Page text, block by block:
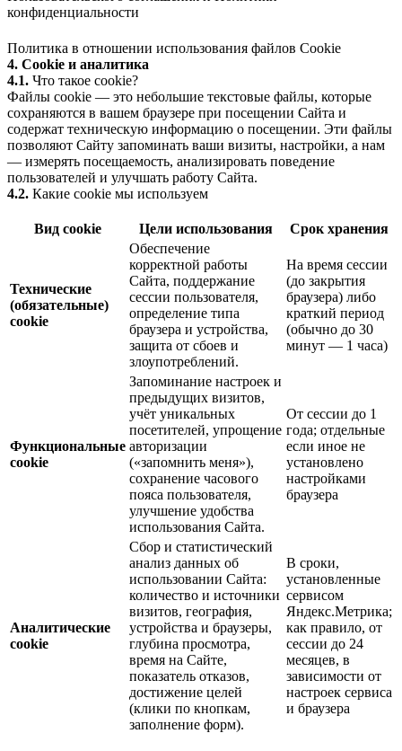
конфиденциальности
Политика в отношении использования файлов Cookie
4. Cookie и аналитика
4.1. Что такое cookie?
Файлы cookie — это небольшие текстовые файлы, которые
сохраняются в вашем браузере при посещении Сайта и
содержат техническую информацию о посещении. Эти файлы
позволяют Сайту запоминать ваши визиты, настройки, а нам
— измерять посещаемость, анализировать поведение
пользователей и улучшать работу Сайта.
4.2. Какие cookie мы используем
Вид cookie Цели использования Срок хранения
Технические
(обязательные)
cookie
Обеспечение
корректной работы
Сайта, поддержание
сессии пользователя,
определение типа
браузера и устройства,
защита от сбоев и
злоупотреблений.
На время сессии
(до закрытия
браузера) либо
краткий период
(обычно до 30
минут — 1 часа)
Функциональные
cookie
Запоминание настроек и
предыдущих визитов,
учёт уникальных
посетителей, упрощение
авторизации
(«запомнить меня»),
сохранение часового
пояса пользователя,
улучшение удобства
использования Сайта.
От сессии до 1
года; отдельные
если иное не
установлено
настройками
браузера
Аналитические
cookie
Сбор и статистический
анализ данных об
использовании Сайта:
количество и источники
визитов, география,
устройства и браузеры,
глубина просмотра,
время на Сайте,
показатель отказов,
достижение целей
(клики по кнопкам,
заполнение форм).
В сроки,
установленные
сервисом
Яндекс.Метрика;
как правило, от
сессии до 24
месяцев, в
зависимости от
настроек сервиса
и браузера